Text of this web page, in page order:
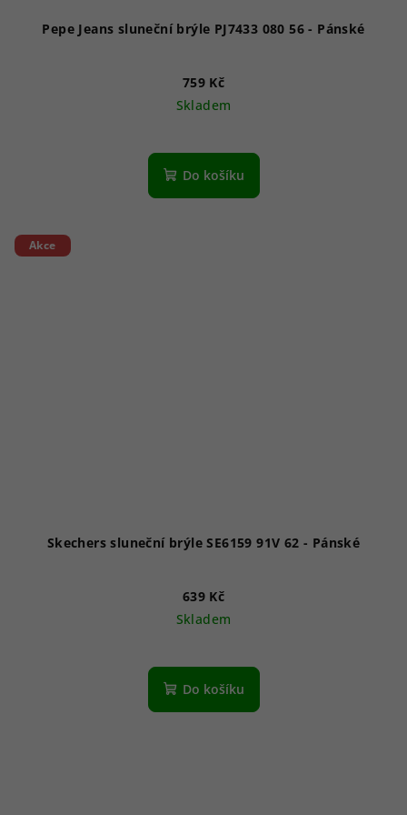
Pepe Jeans sluneční brýle PJ7433 080 56 - Pánské
759 Kč
Skladem
Do košíku
Akce
Skechers sluneční brýle SE6159 91V 62 - Pánské
639 Kč
Skladem
Do košíku